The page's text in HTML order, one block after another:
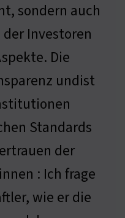
sondern auch
Investoren
Die
undist
Standards
der
: Ich frage
wie er die